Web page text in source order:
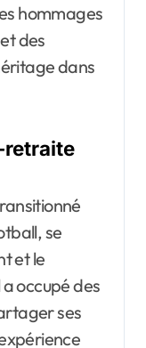
hommages
des
dans
se
et le
occupé des
ses